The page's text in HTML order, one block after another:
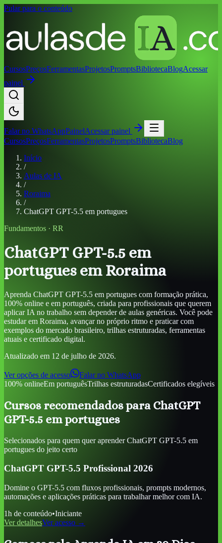
Pular para o conteúdo
CursosPreçosFerramentasProjetosPromptsBibliotecaBlogAcessar
painel
Falar no WhatsAppPainelAcessar painel
CursosPreçosFerramentasProjetosPromptsBibliotecaBlog
Início
/
Aulas de IA
/
Roraima
/
ChatGPT GPT-5.5 em portugues
Fundamentos · RR
ChatGPT GPT-5.5 em
portugues em Roraima
Aprenda ChatGPT GPT-5.5 em portugues com formação prática,
100% online e em português, criada para profissionais que querem
aplicar IA no trabalho sem depender de aulas genéricas. Você pode
estudarem Roraima, avançar no próprio ritmo e praticar com
exemplos do mercado brasileiro, trilhas estruturadas, ferramentas
atuais e certificado digital.
Atualizado em 12 de julho de 2026.
Ver opções de acesso
Falar no WhatsApp
100% onlineEm portuguêsTrilhas estruturadasCertificados elegíveis
Cursos recomendados para ChatGPT
GPT-5.5 em portugues
Selecionados para quem quer aprenderChatGPT GPT-5.5 em
portugues do jeito certo
ChatGPT GPT-5.5 Profissional 2026
Domine o GPT-5.5 com fluxos profissionais, prompts modernos,
automações e aplicações práticas para trabalhar melhor com IA.
1h de conteúdo•Iniciante
Ver detalhesVer acesso →